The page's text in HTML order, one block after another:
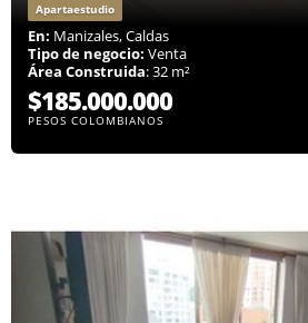
Apartaestudio
En: Manizales, Caldas
Tipo de negocio: Venta
Área Construida: 32 m²
$185.000.000
PESOS COLOMBIANOS